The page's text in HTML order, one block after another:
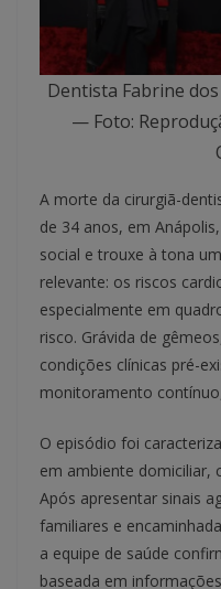
Dentista Fabrine
— Foto:
A morte da cirurgiã-
de 34 anos, em
social e trouxe à tona
relevante: os riscos
especialmente em
risco. Grávida de
condições clínicas pré-
monitoramento
O episódio foi
em ambiente domiciliar,
Após apresentar sinais
familiares e
a equipe de saúde
baseada em